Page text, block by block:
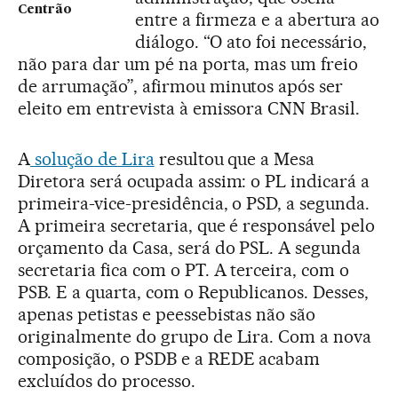
Centrão
entre a firmeza e a abertura ao
diálogo. “O ato foi necessário,
não para dar um pé na porta, mas um freio
de arrumação”, afirmou minutos após ser
eleito em entrevista à emissora CNN Brasil.
Asolução de Liraresultou que a Mesa
Diretora será ocupada assim: o PL indicará a
primeira-vice-presidência, o PSD, a segunda.
A primeira secretaria, que é responsável pelo
orçamento da Casa, será do PSL. A segunda
secretaria fica com o PT. A terceira, com o
PSB. E a quarta, com o Republicanos. Desses,
apenas petistas e peessebistas não são
originalmente do grupo de Lira. Com a nova
composição, o PSDB e a REDE acabam
excluídos do processo.